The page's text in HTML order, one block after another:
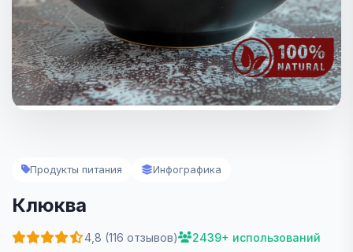
Продукты питания Инфографика
Клюква
4,8 (116 отзывов) 2439+ использований